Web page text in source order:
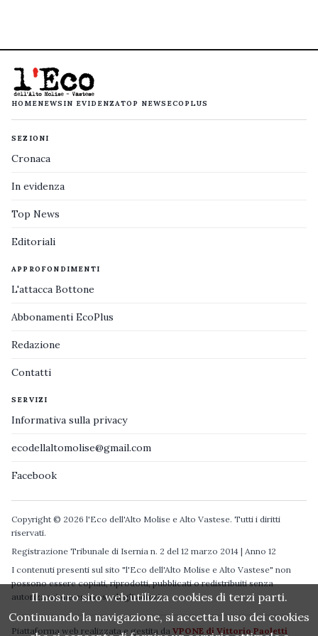
HOMENEWS IN EVIDENZATOP NEWS ECOPLUS
SEZIONI
Cronaca
In evidenza
Top News
Editoriali
APPROFONDIMENTI
L'attacca Bottone
Abbonamenti EcoPlus
Redazione
Contatti
SERVIZI
Informativa sulla privacy
ecodellaltomolise@gmail.com
Facebook
Copyright © 2026 l'Eco dell'Alto Molise e Alto Vastese. Tutti i diritti
riservati.
Registrazione Tribunale di Isernia n. 2 del 12 marzo 2014 | Anno 12
I contenuti presenti sul sito "l'Eco dell'Alto Molise e Alto Vastese" non
possono essere copiati, riprodotti, pubblicati o redistribuiti senza
autorizzazione espressa degli autori.
Piattaforma web realizzata e gestita da VPONE di Vittorio Paoletti
Il nostro sito web utilizza cookies di terzi parti.
Continuando la navigazione, si accetta l uso dei cookies